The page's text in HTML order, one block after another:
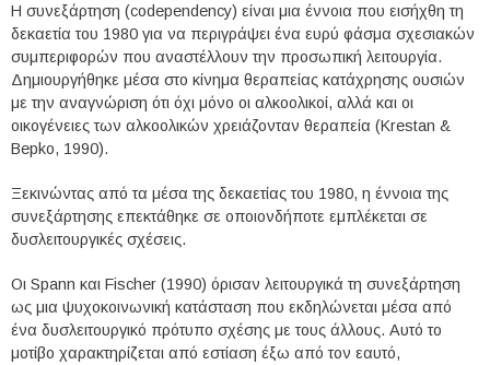
Η συνεξάρτηση (codependency) είναι μια έννοια που εισήχθη τη
δεκαετία του 1980 για να περιγράψει ένα ευρύ φάσμα σχεσιακών
συμπεριφορών που αναστέλλουν την προσωπική λειτουργία.
Δημιουργήθηκε μέσα στο κίνημα θεραπείας κατάχρησης ουσιών
με την αναγνώριση ότι όχι μόνο οι αλκοολικοί, αλλά και οι
οικογένειες των αλκοολικών χρειάζονταν θεραπεία (Krestan &
Bepko, 1990).
Ξεκινώντας από τα μέσα της δεκαετίας του 1980, η έννοια της
συνεξάρτησης επεκτάθηκε σε οποιονδήποτε εμπλέκεται σε
δυσλειτουργικές σχέσεις.
Οι Spann και Fischer (1990) όρισαν λειτουργικά τη συνεξάρτηση
ως μια ψυχοκοινωνική κατάσταση που εκδηλώνεται μέσα από
ένα δυσλειτουργικό πρότυπο σχέσης με τους άλλους. Αυτό το
μοτίβο χαρακτηρίζεται από εστίαση έξω από τον εαυτό,